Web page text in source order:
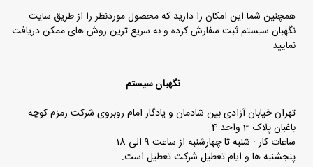
همچنین شما این امکان را دارید که محصول موردنظر را از طریق سایت
نگهبان سیستم ثبت سفارش کرده و به سریع ترین روش های ممکن دریافت
نمایید
نگهبان سیستم
تهران خیابان آزادی بین شادمان و یادگار امام روبروی شرکت زمزم کوچه
باغبان پلاک 3 واحد 4
ساعات کار : شنبه تا چهارشنبه از ساعت 9 الی 18
پنجشنبه ها و ایام تعطیل شرکت تعطیل است.